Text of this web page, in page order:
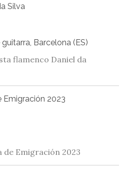
Silva
Barcelona (ES)
flamenco Daniel da
Emigración 2023
de Emigración 2023